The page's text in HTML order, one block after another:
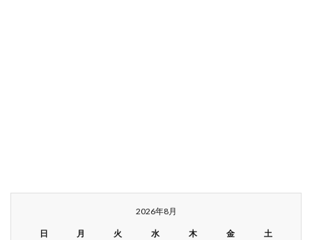
2026年8月
日 月 火 水 木 金 土